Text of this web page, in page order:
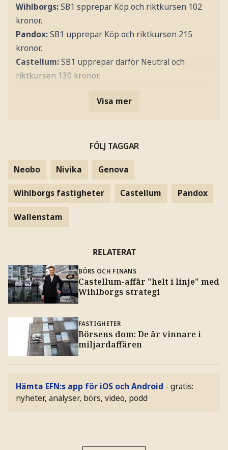
Wihlborgs:SB1 spprepar Köp och riktkursen 102
kronor.
Pandox:SB1 upprepar Köp och riktkursen 215
kronor.
Castellum:SB1 upprepar därför Neutral och
riktkursen 130 kronor.
Visa mer
FÖLJ TAGGAR
Neobo Nivika Genova
Wihlborgs fastigheter Castellum Pandox
Wallenstam
RELATERAT
BÖRS OCH FINANS
Castellum-affär "helt i linje" med
Wihlborgs strategi
FASTIGHETER
Börsens dom: De är vinnare i
miljardaffären
Hämta EFN:s app för iOS och Android - gratis:
nyheter, analyser, börs, video, podd